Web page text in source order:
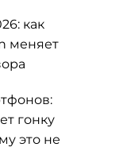
как
меняет
гонку
это не